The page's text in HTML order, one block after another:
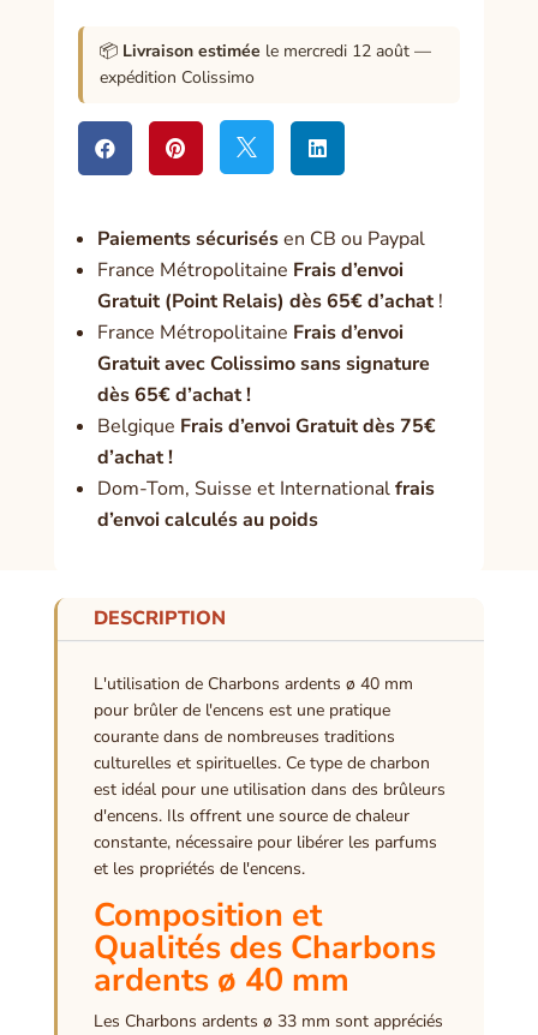
📦 Livraison estimée le mercredi 12 août —
expédition Colissimo
   
Paiements sécurisésen CB ou Paypal
France Métropolitaine Frais d’envoi
Gratuit (Point Relais) dès 65€ d’achat!
France Métropolitaine Frais d’envoi
Gratuit avec Colissimo sans signature
dès 65€ d’achat !
Belgique Frais d’envoi Gratuit dès 75€
d’achat !
Dom-Tom, Suisse et Internationalfrais
d’envoi calculés au poids
DESCRIPTION
L'utilisation de Charbons ardents ø 40 mm
pour brûler de l'encens est une pratique
courante dans de nombreuses traditions
culturelles et spirituelles. Ce type de charbon
est idéal pour une utilisation dans des brûleurs
d'encens. Ils offrent une source de chaleur
constante, nécessaire pour libérer les parfums
et les propriétés de l'encens.
Composition et
Qualités des Charbons
ardents ø 40 mm
Les Charbons ardents ø 33 mm sont appréciés